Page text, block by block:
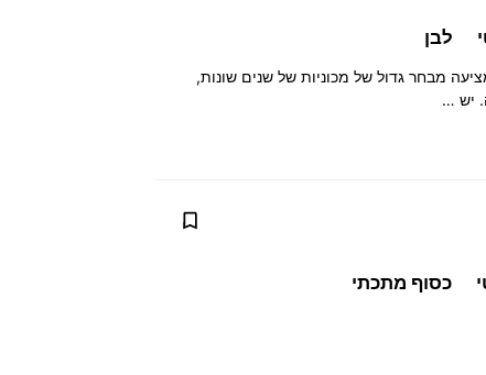
לבן
מבחר גדול של מכוניות של שנים שונות,
יש …
כסוף מתכתי